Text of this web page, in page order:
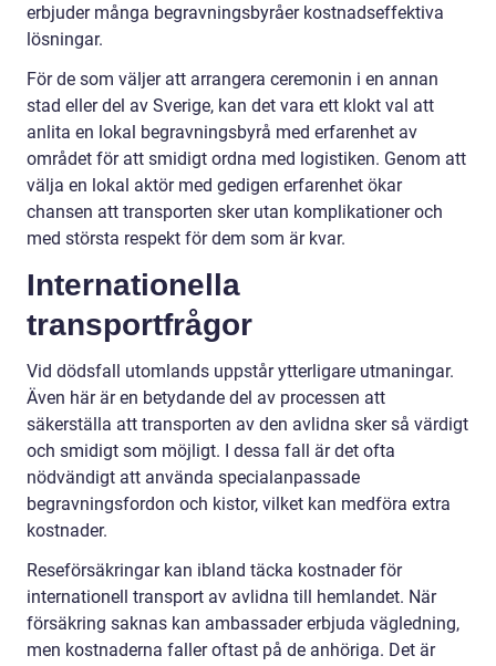
erbjuder många begravningsbyråer kostnadseffektiva
lösningar.
För de som väljer att arrangera ceremonin i en annan
stad eller del av Sverige, kan det vara ett klokt val att
anlita en lokal begravningsbyrå med erfarenhet av
området för att smidigt ordna med logistiken. Genom att
välja en lokal aktör med gedigen erfarenhet ökar
chansen att transporten sker utan komplikationer och
med största respekt för dem som är kvar.
Internationella
transportfrågor
Vid dödsfall utomlands uppstår ytterligare utmaningar.
Även här är en betydande del av processen att
säkerställa att transporten av den avlidna sker så värdigt
och smidigt som möjligt. I dessa fall är det ofta
nödvändigt att använda specialanpassade
begravningsfordon och kistor, vilket kan medföra extra
kostnader.
Reseförsäkringar kan ibland täcka kostnader för
internationell transport av avlidna till hemlandet. När
försäkring saknas kan ambassader erbjuda vägledning,
men kostnaderna faller oftast på de anhöriga. Det är